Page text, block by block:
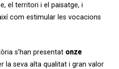
el territori i el paisatge, i
com estimular les vocacions
s’han presentat onze
la seva alta qualitat i gran valor